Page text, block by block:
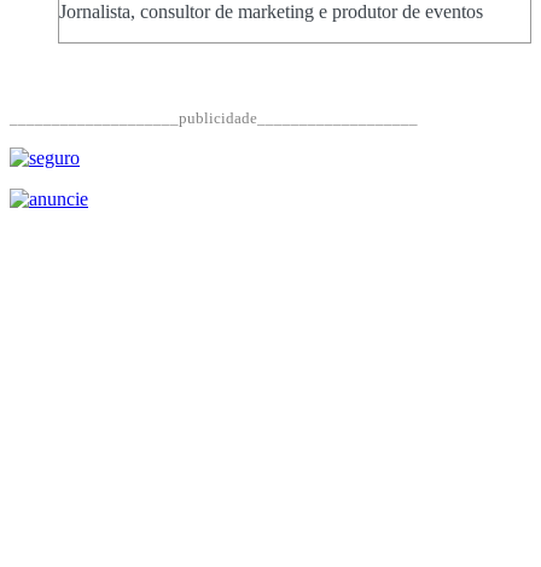
Jornalista, consultor de marketing e produtor de eventos
____________________publicidade___________________